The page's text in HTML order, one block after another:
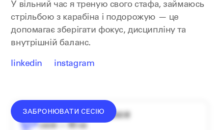
У вільний час я треную свого стафа, займаюсь
стрільбою з карабіна і подорожую — це
допомагає зберігати фокус, дисципліну та
внутрішній баланс.
linkedin instagram
ЗАБРОНЮВАТИ СЕСІЮ
середній донат — 1340 ₴
сесія — 60 хв